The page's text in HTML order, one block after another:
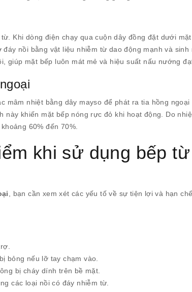
Khi dòng điện chạy qua cuộn dây đồng đặt dưới
nồi bằng vật liệu nhiễm từ dao động mạnh và sinh
mặt bếp luôn mát mẻ và hiệu suất nấu nướng
mâm nhiệt bằng dây mayso để phát ra tia hồng ngoại
khiến mặt bếp nóng rực đỏ khi hoạt động. Do
60% đến 70%.
khi sử dụng bếp
, bạn cần xem xét các yếu tố về sự tiện lợi và hạn
bỏng nếu lỡ tay chạm vào.
bị cháy dính trên bề mặt.
các loại nồi có đáy nhiễm từ.